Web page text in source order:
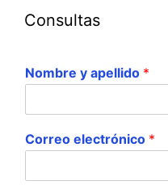
Consultas
Nombre y apellido *
Correo electrónico *